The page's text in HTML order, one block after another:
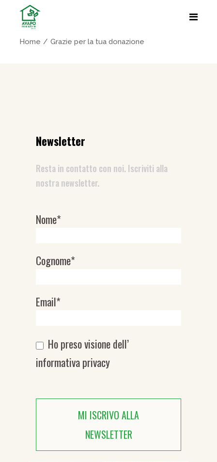
Home Grazie per la tua donazione
Newsletter
Resta in contatto con noi. Iscriviti alla
nostra newsletter.
Newsletter
Nome*
Cognome*
Email*
Ho preso visione dell’
informativa privacy
MI ISCRIVO ALLA
NEWSLETTER